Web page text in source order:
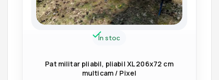
În stoc
Pat militar pliabil, pliabil XL 206x72 cm
multicam / Pixel